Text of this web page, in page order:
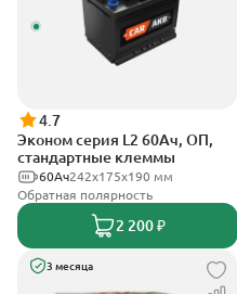
4.7
Эконом серия L2 60Ач, ОП,
стандартные клеммы
242х175х190 мм
60Ач
Обратная полярность
2 200 ₽
3 месяца